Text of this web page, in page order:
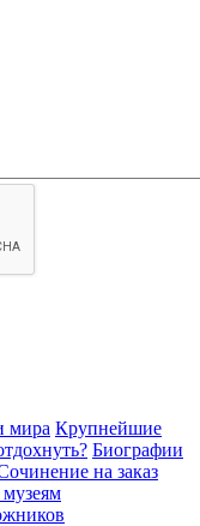
мира Крупнейшие
Биографии
на заказ